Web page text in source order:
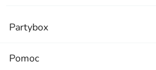
Partybox
Pomoc